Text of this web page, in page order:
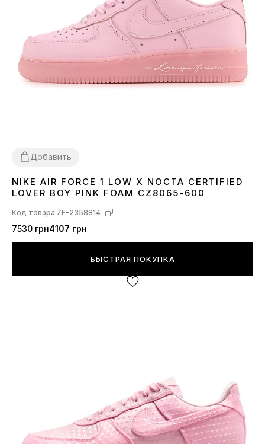
Добавить
3637 38 39 40
NIKE AIR FORCE 1 LOW X NOCTA CERTIFIED
LOVER BOY PINK FOAM CZ8065-600
Код товара:ZF-2358814
7530 грн4107 грн
БЫСТРАЯ ПОКУПКА